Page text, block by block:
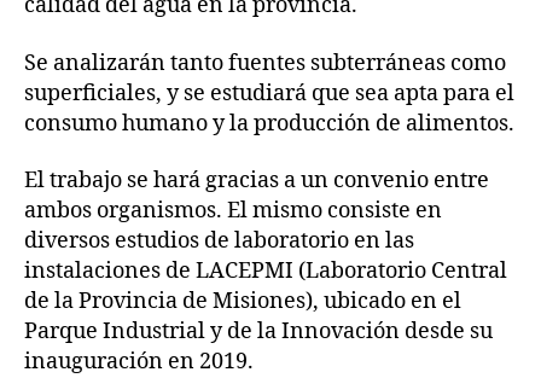
calidad del agua en la provincia.
Se analizarán tanto fuentes subterráneas como
superficiales, y se estudiará que sea apta para el
consumo humano y la producción de alimentos.
El trabajo se hará gracias a un convenio entre
ambos organismos. El mismo consiste en
diversos estudios de laboratorio en las
instalaciones de LACEPMI (Laboratorio Central
de la Provincia de Misiones), ubicado en el
Parque Industrial y de la Innovación desde su
inauguración en 2019.